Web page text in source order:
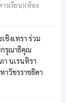
รเรียน)(ห้อง
ชิงเทรา ร่วม
กรุณาธิคุณ
า นเรนทิรา
าวัชรราชธิดา